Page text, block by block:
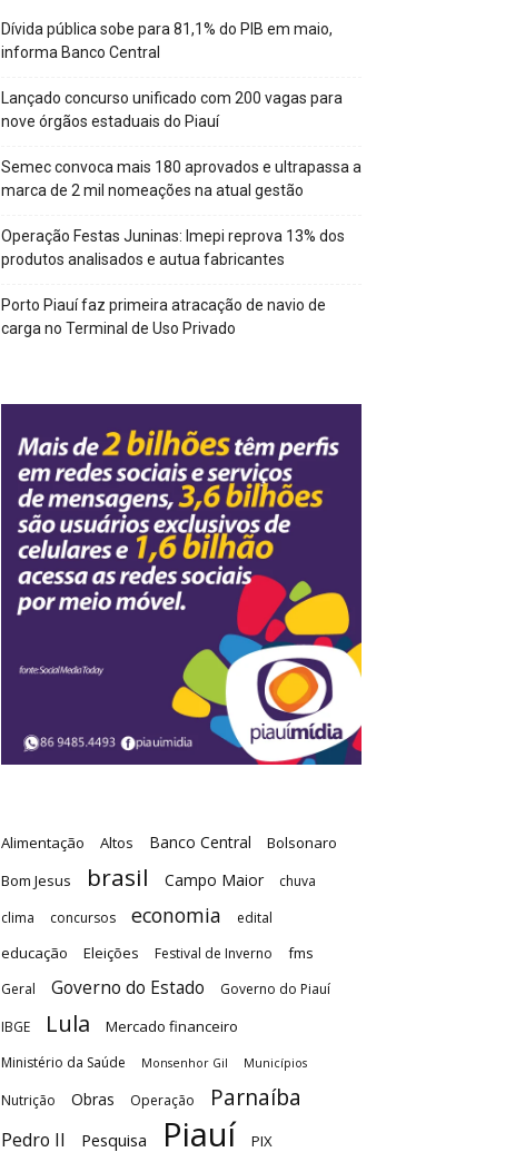
Dívida pública sobe para 81,1% do PIB em maio,
informa Banco Central
Lançado concurso unificado com 200 vagas para
nove órgãos estaduais do Piauí
Semec convoca mais 180 aprovados e ultrapassa a
marca de 2 mil nomeações na atual gestão
Operação Festas Juninas: Imepi reprova 13% dos
produtos analisados e autua fabricantes
Porto Piauí faz primeira atracação de navio de
carga no Terminal de Uso Privado
Alimentação Altos Banco Central
Bolsonaro
Bom Jesus
brasil Campo Maior
chuva
clima
concursos economia edital
educação Eleições Festival de Inverno fms
Geral Governo do Estado
Governo do Piauí
IBGE
Lula Mercado financeiro
Ministério da Saúde Monsenhor Gil Municípios
Nutrição Obras Operação Parnaíba
Pedro II Pesquisa Piauí PIX